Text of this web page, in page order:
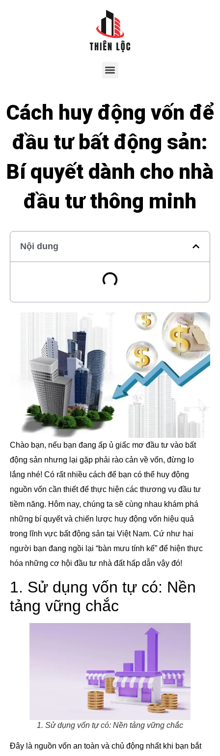
Cách huy động vốn để
đầu tư bất động sản:
Bí quyết dành cho nhà
đầu tư thông minh
Nội dung
Chào bạn, nếu bạn đang ấp ủ giấc mơ đầu tư vào bất
động sản nhưng lại gặp phải rào cản về vốn, đừng lo
lắng nhé! Có rất nhiều cách để bạn có thể huy động
nguồn vốn cần thiết để thực hiện các thương vụ đầu tư
tiềm năng. Hôm nay, chúng ta sẽ cùng nhau khám phá
những bí quyết và chiến lược huy động vốn hiệu quả
trong lĩnh vực bất động sản tại Việt Nam. Cứ như hai
người bạn đang ngồi lại “bàn mưu tính kế” để hiện thực
hóa những cơ hội đầu tư nhà đất hấp dẫn vậy đó!
1. Sử dụng vốn tự có: Nền
tảng vững chắc
1. Sử dụng vốn tự có: Nền tảng vững chắc
Đây là nguồn vốn an toàn và chủ động nhất khi bạn bắt